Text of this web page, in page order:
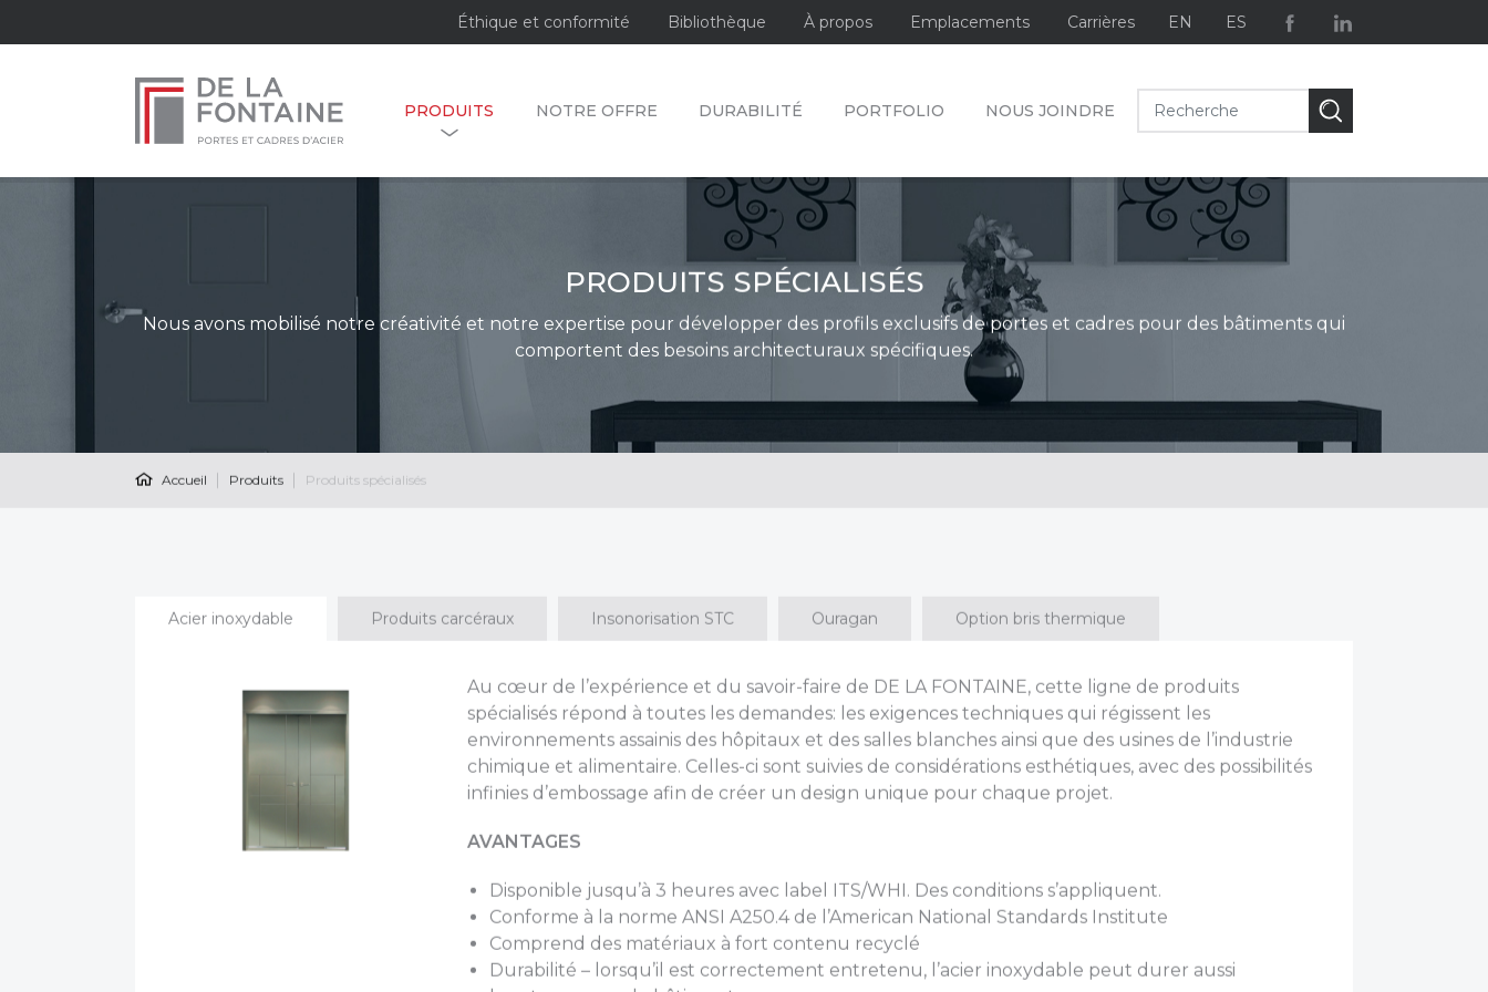
Éthique et conformité Bibliothèque À propos Emplacements Carrières EN ES
PRODUITS NOTRE OFFRE DURABILITÉ PORTFOLIO NOUS JOINDRE
PRODUITS SPÉCIALISÉS
Nous avons mobilisé notre créativité et notre expertise pour développer des profils exclusifs de portes et cadres pour des bâtiments qui
comportent des besoins architecturaux spécifiques.
Accueil Produits Produits spécialisés
Acier inoxydable Produits carcéraux Insonorisation STC Ouragan Option bris thermique
Au cœur de l’expérience et du savoir-faire de DE LA FONTAINE, cette ligne de produits
spécialisés répond à toutes les demandes: les exigences techniques qui régissent les
environnements assainis des hôpitaux et des salles blanches ainsi que des usines de l’industrie
chimique et alimentaire. Celles-ci sont suivies de considérations esthétiques, avec des possibilités
infinies d’embossage afin de créer un design unique pour chaque projet.
AVANTAGES
Disponible jusqu’à 3 heures avec label ITS/WHI. Des conditions s’appliquent.
Conforme à la norme ANSI A250.4 de l’American National Standards Institute
Comprend des matériaux à fort contenu recyclé
Durabilité – lorsqu’il est correctement entretenu, l’acier inoxydable peut durer aussi